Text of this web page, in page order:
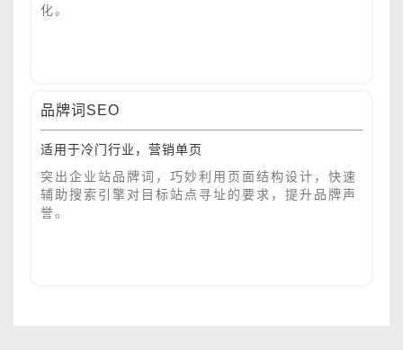
化。
品牌词SEO
适用于冷门行业，营销单页
突出企业站品牌词，巧妙利用页面结构设计，快速
辅助搜索引擎对目标站点寻址的要求，提升品牌声
誉。